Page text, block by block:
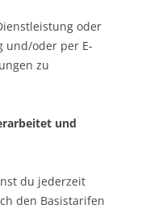
oder
und/oder per E-
zu
und
du jederzeit
den Basistarifen